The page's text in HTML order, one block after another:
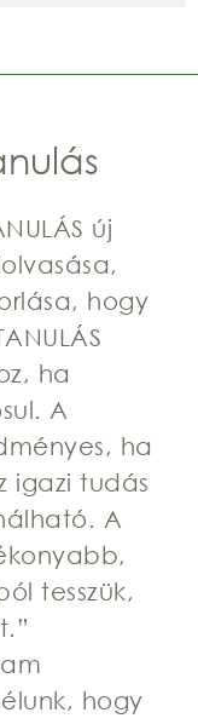
új
hogy
ha
A
ha
igazi tudás
A
tesszük,
hogy